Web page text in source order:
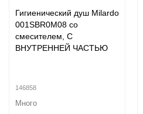
Гигиенический душ Milardo
001SBR0M08 со
смесителем, С
ВНУТРЕННЕЙ ЧАСТЬЮ
146858
Много